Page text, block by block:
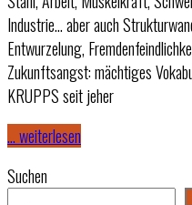
Industrie… aber auch
Entwurzelung,
Zukunftsangst: mächtiges
KRUPPS seit jeher
… weiterlesen
Suchen